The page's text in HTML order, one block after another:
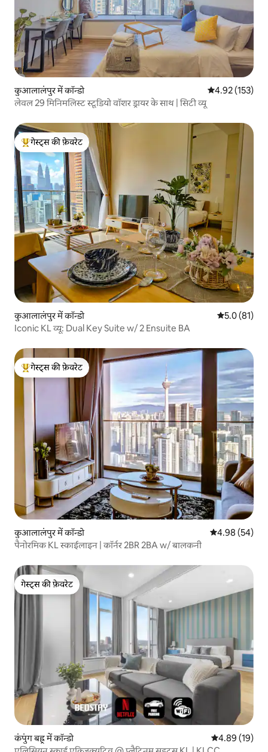
कुआलालंपुर में कॉन्डो औसत रेटिंग 5 में से
4.92 (153)
लेवल 29 मिनिमलिस्ट स्टूडियो वॉशर ड्रायर के साथ | सिटी व्यू
गेस्ट्स का टॉप फ़ेवरेट
गेस्ट्स की फ़ेवरेट
कुआलालंपुर में कॉन्डो औसत रेटिंग 5
5.0 (81)
Iconic KL व्यू: Dual Key Suite w/ 2 Ensuite BA
गेस्ट्स का टॉप फ़ेवरेट
गेस्ट्स की फ़ेवरेट
कुआलालंपुर में कॉन्डो औसत रेटिंग 5 में
4.98 (54)
पैनोरमिक KL स्काईलाइन | कॉर्नर 2BR 2BA w/ बालकनी
गेस्ट्स की फ़ेवरेट
गेस्ट्स की फ़ेवरेट
कंपुंग बह्रू में कॉन्डो औसत रेटिंग 5 में
4.89 (19)